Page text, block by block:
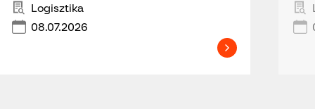
Logisztika
08.07.2026